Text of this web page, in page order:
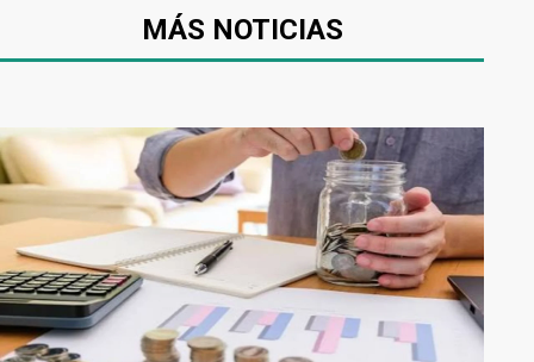
MÁS NOTICIAS